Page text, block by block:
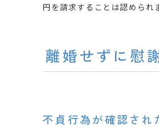
円を請求することは認められ
離婚せずに慰
不貞行為が確認され